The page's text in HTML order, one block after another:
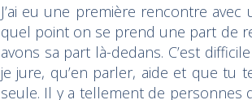
J’ai eu une première rencontre
quel point on se prend une part de
avons sa part là-dedans. C’est
je jure, qu’en parler, aide et que tu
seule. Il y a tellement de personnes